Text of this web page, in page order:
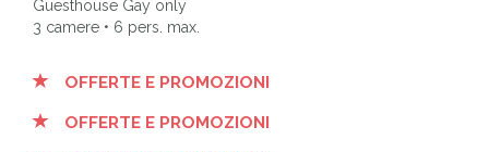
Guesthouse Gay only
3 camere • 6 pers. max.
OFFERTE E PROMOZIONI
OFFERTE E PROMOZIONI